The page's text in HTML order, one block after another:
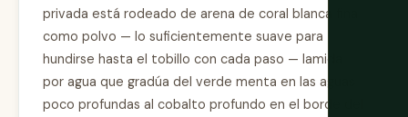
privada está rodeado de arena de coral blanca fina
como polvo — lo suficientemente suave para
hundirse hasta el tobillo con cada paso — lamida
por agua que gradúa del verde menta en las aguas
poco profundas al cobalto profundo en el borde del